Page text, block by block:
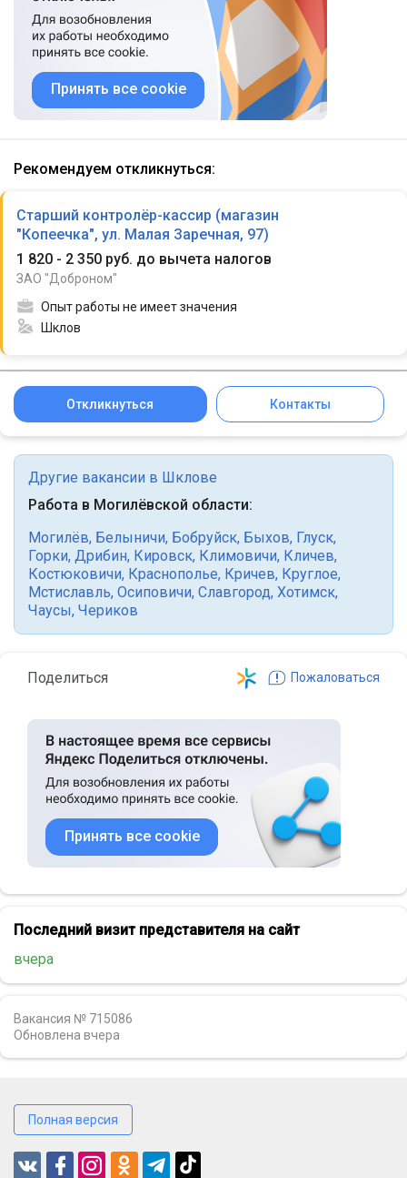
Принять все cookie
Рекомендуем откликнуться:
Старший контролёр-кассир (магазин
"Копеечка", ул. Малая Заречная, 97)
1 820 - 2 350 руб. до вычета налогов
ЗАО "Доброном"
Опыт работы не имеет значения
Шклов
Откликнуться Контакты
Другие вакансии в Шклове
Работа в Могилёвской области:
Могилёв, Белыничи, Бобруйск, Быхов, Глуск,
Горки, Дрибин, Кировск, Климовичи, Кличев,
Костюковичи, Краснополье, Кричев, Круглое,
Мстиславль, Осиповичи, Славгород, Хотимск,
Чаусы, Чериков
Поделиться Пожаловаться
Принять все cookie
Последний визит представителя на сайт
вчера
Вакансия № 715086
Обновлена вчера
Полная версия